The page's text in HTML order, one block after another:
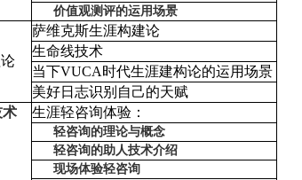
价值观测评的运用场景
萨维克斯生涯构建论
生命线技术
当下VUCA时代生涯建构论的运用场景
美好日志识别自己的天赋
术 生涯轻咨询体验：
轻咨询的理论与概念
轻咨询的助人技术介绍
现场体验轻咨询